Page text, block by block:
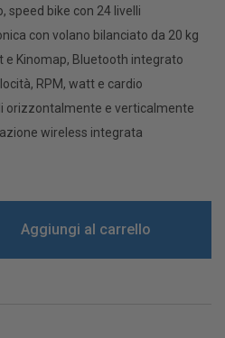
speed bike con 24 livelli
con volano bilanciato da 20 kg
e Kinomap, Bluetooth integrato
RPM, watt e cardio
orizzontalmente e verticalmente
wireless integrata
Aggiungi al carrello